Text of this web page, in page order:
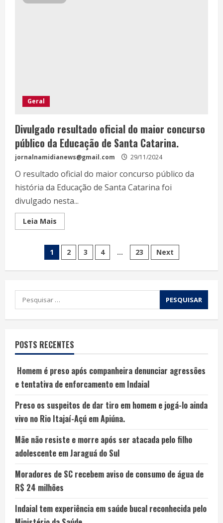
Geral
Divulgado resultado oficial do maior concurso
público da Educação de Santa Catarina.
jornalnamidianews@gmail.com 29/11/2024
O resultado oficial do maior concurso público da
história da Educação de Santa Catarina foi
divulgado nesta...
Leia Mais
1 2 3 4 … 23 Next
POSTS RECENTES
Homem é preso após companheira denunciar agressões
e tentativa de enforcamento em Indaial
Preso os suspeitos de dar tiro em homem e jogá-lo ainda
vivo no Rio Itajaí-Açú em Apiúna.
Mãe não resiste e morre após ser atacada pelo filho
adolescente em Jaraguá do Sul
Moradores de SC recebem aviso de consumo de água de
R$ 24 milhões
Indaial tem experiência em saúde bucal reconhecida pelo